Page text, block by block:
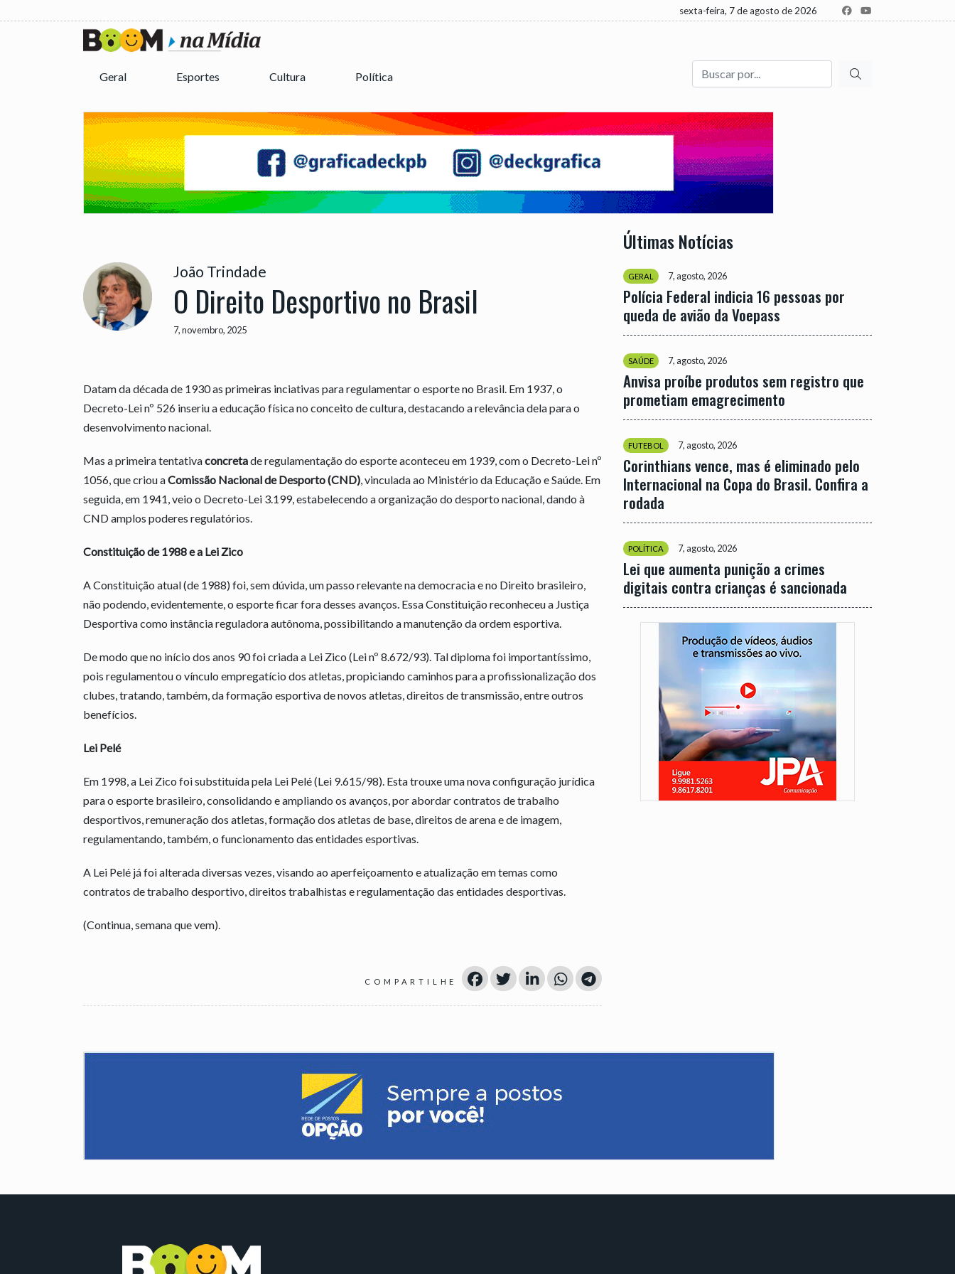
sexta-feira, 7 de agosto de 2026
Geral Esportes Cultura Política
Buscar
João Trindade
O Direito Desportivo no Brasil
7, novembro, 2025
Datam da década de 1930 as primeiras inciativas para regulamentar o esporte no Brasil. Em 1937, o
Decreto-Lei nº 526 inseriu a educação física no conceito de cultura, destacando a relevância dela para o
desenvolvimento nacional.
Mas a primeira tentativaconcretade regulamentação do esporte aconteceu em 1939, com o Decreto-Lei nº
1056, que criou aComissão Nacional de Desporto (CND), vinculada ao Ministério da Educação e Saúde. Em
seguida, em 1941, veio o Decreto-Lei 3.199, estabelecendo a organização do desporto nacional, dando à
CND amplos poderes regulatórios.
Constituição de 1988 e a Lei Zico
A Constituição atual (de 1988) foi, sem dúvida, um passo relevante na democracia e no Direito brasileiro,
não podendo, evidentemente, o esporte ficar fora desses avanços. Essa Constituição reconheceu a Justiça
Desportiva como instância reguladora autônoma, possibilitando a manutenção da ordem esportiva.
De modo que no início dos anos 90 foi criada a Lei Zico (Lei nº 8.672/93). Tal diploma foi importantíssimo,
pois regulamentou o vínculo empregatício dos atletas, propiciando caminhos para a profissionalização dos
clubes, tratando, também, da formação esportiva de novos atletas, direitos de transmissão, entre outros
benefícios.
Lei Pelé
Em 1998, a Lei Zico foi substituída pela Lei Pelé (Lei 9.615/98). Esta trouxe uma nova configuração jurídica
para o esporte brasileiro, consolidando e ampliando os avanços, por abordar contratos de trabalho
desportivos, remuneração dos atletas, formação dos atletas de base, direitos de arena e de imagem,
regulamentando, também, o funcionamento das entidades esportivas.
A Lei Pelé já foi alterada diversas vezes, visando ao aperfeiçoamento e atualização em temas como
contratos de trabalho desportivo, direitos trabalhistas e regulamentação das entidades desportivas.
(Continua, semana que vem).
COMPARTILHE
Últimas Notícias
GERAL 7, agosto, 2026
Polícia Federal indicia 16 pessoas por
queda de avião da Voepass
SAÚDE 7, agosto, 2026
Anvisa proíbe produtos sem registro que
prometiam emagrecimento
FUTEBOL 7, agosto, 2026
Corinthians vence, mas é eliminado pelo
Internacional na Copa do Brasil. Confira a
rodada
POLÍTICA 7, agosto, 2026
Lei que aumenta punição a crimes
digitais contra crianças é sancionada